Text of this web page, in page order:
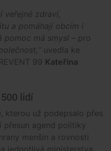
veřejné zdraví,
a pomáhají obcím i
pomoc má smysl – pro
uvedla ke
99 Kateřina
lidí
kterou už podepsalo přes
přesun agend politiky
menšin a rovnosti